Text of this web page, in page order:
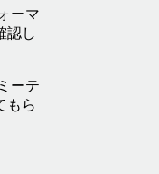
ーマ
認し
ーテ
もら